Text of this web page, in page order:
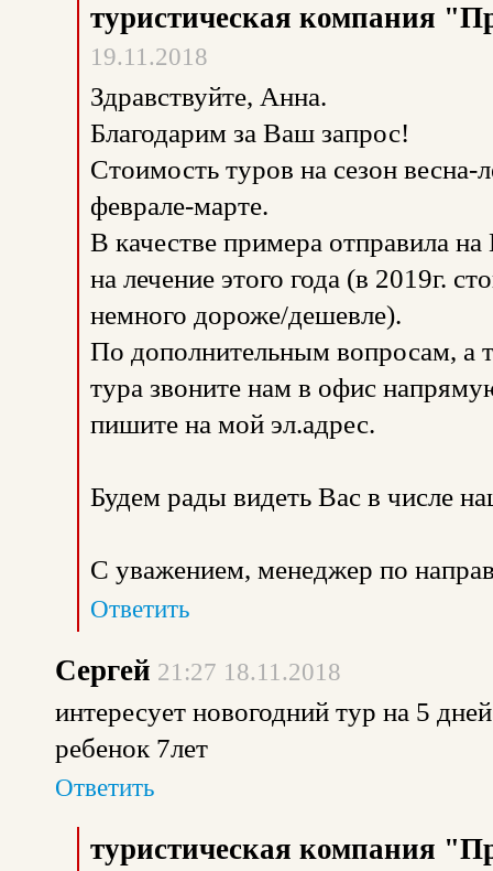
туристическая компания
19.11.2018
Здравствуйте, Анна.
Благодарим за Ваш запрос!
Стоимость туров на сезон весна-
феврале-марте.
В качестве примера отправила
на лечение этого года (в 2019г.
немного дороже/дешевле).
По дополнительным вопросам, а
тура звоните нам в офис
пишите на мой эл.адрес.
Будем рады видеть Вас в числе
С уважением, менеджер по
Ответить
Сергей 21:27 18.11.2018
интересует новогодний тур на 5
ребенок 7лет
Ответить
туристическая компания